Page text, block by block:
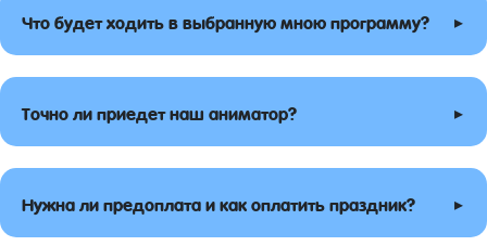
Что будет ходить в выбранную мною программу? ▸
Точно ли приедет наш аниматор? ▸
Нужна ли предоплата и как оплатить праздник? ▸